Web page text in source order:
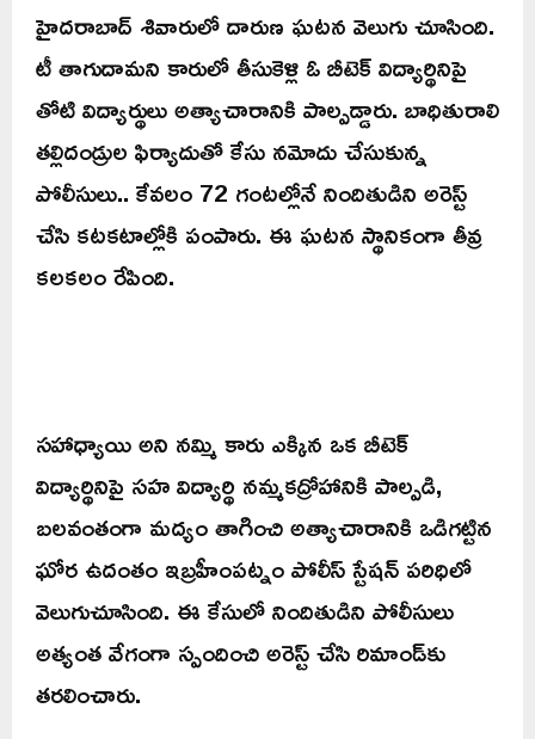
హైదరాబాద్‌ శివారులో దారుణ ఘటన వెలుగు చూసింది.
టీ తాగుదామని కారులో తీసుకెళ్లి ఓ బీటెక్ విద్యార్థినిపై
తోటి విద్యార్థులు అత్యాచారానికి పాల్పడ్డారు. బాధితురాలి
తల్లిదండ్రుల ఫిర్యాదుతో కేసు నమోదు చేసుకున్న
పోలీసులు.. కేవలం 72 గంటల్లోనే నిందితుడిని అరెస్ట్
చేసి కటకటాల్లోకి పంపారు. ఈ ఘటన స్థానికంగా తీవ్ర
కలకలం రేపింది.
సహాధ్యాయి అని నమ్మి కారు ఎక్కిన ఒక బీటెక్
విద్యార్థినిపై సహ విద్యార్థి నమ్మకద్రోహానికి పాల్పడి,
బలవంతంగా మద్యం తాగించి అత్యాచారానికి ఒడిగట్టిన
ఘోర ఉదంతం ఇబ్రహీంపట్నం పోలీస్ స్టేషన్ పరిధిలో
వెలుగుచూసింది. ఈ కేసులో నిందితుడిని పోలీసులు
అత్యంత వేగంగా స్పందించి అరెస్ట్ చేసి రిమాండ్‌కు
తరలించారు.